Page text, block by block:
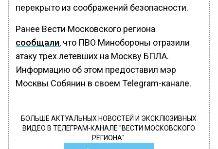
перекрыто из соображений безопасности.
Ранее Вести Московского региона
сообщали, что ПВО Минобороны отразили
атаку трех летевших на Москву БПЛА.
Информацию об этом предоставил мэр
Москвы Собянин в своем Telegram-канале.
БОЛЬШЕ АКТУАЛЬНЫХ НОВОСТЕЙ И ЭКСКЛЮЗИВНЫХ
ВИДЕО В ТЕЛЕГРАМ-КАНАЛЕ "ВЕСТИ МОСКОВСКОГО
РЕГИОНА".